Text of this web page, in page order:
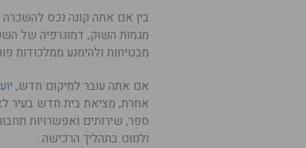
בין אם אתה קונה נכס להשכרה
מגמות השוק, דמוגרפיה של
מבטיחות ולהימנע ממלכודות
אם אתה עובר למיקום חדש,
אחרת, מציאת בית חדש בעיר לא
ספר, שירותים ואפשרויות
ולנווט בתהליך הרכישה.